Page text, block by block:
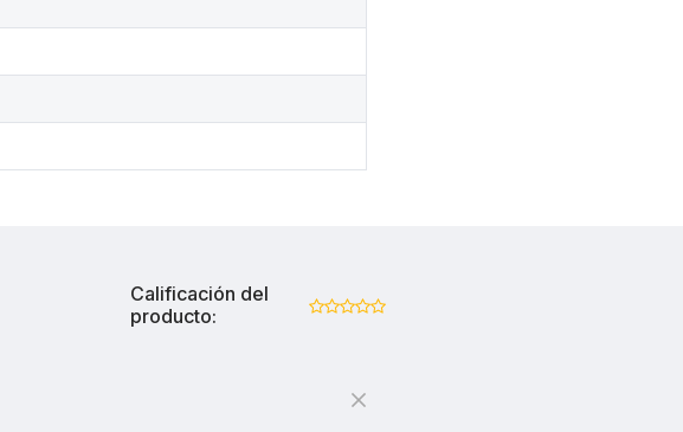
Calificación del
producto: